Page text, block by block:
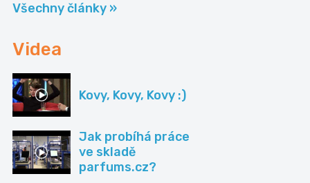
Všechny články »
Videa
Kovy, Kovy, Kovy :)
Jak probíhá práce
ve skladě
parfums.cz?